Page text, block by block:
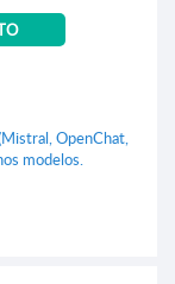
OpenChat,
modelos.